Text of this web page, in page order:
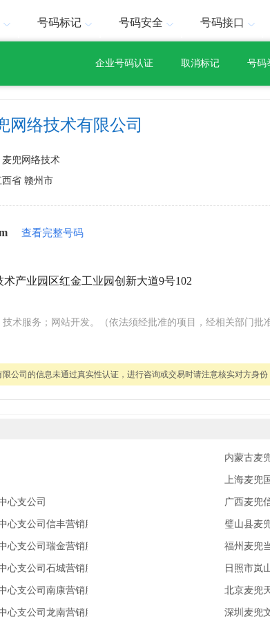
号码标记 号码安全 号码接口
企业号码认证 取消标记 号码
网络技术有限公司
兜网络技术
省 赣州市
查看完整号码
产业园区红金工业园创新大道9号102
术服务；网站开发。（依法须经批准的项目，经相关部门批
公司的信息未通过真实性认证，进行咨询或交易时请注意核实对方身份
心支公司
心支公司信丰营销服务部
心支公司瑞金营销服务部
心支公司石城营销服务部
心支公司南康营销服务部
心支公司龙南营销服务部
内蒙古麦
上海麦兜
广西麦兜
璧山县麦
福州麦兜
日照市岚
北京麦兜
深圳麦兜